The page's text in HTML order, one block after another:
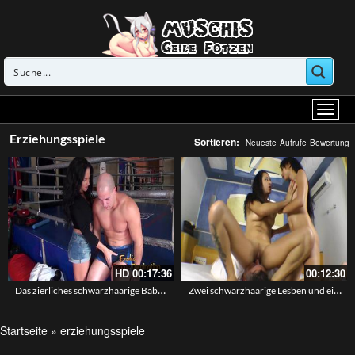
Erziehungsspiele Sortieren: Neueste Aufrufe Bewertung
HD00:17:36
Das zierliches schwarzhaarige Babe reibt ihre Pussy gegen die Beine des devoten Boxers
00:12:30
Zwei schwarzhaarige Lesben und ein fetter Kerl der ihre Fotzen lecken muss
Startseite » erziehungsspiele